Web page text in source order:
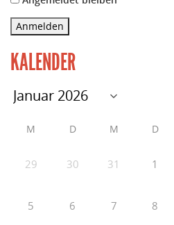
Anmelden
KALENDER
M D M D
29 30 31 1
5 6 7 8